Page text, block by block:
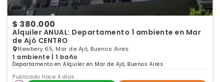
$ 380.000
Alquiler ANUAL: Departamento 1 ambiente en Mar
de Ajó CENTRO
Newbery 65, Mar de Ajó, Buenos Aires
1 ambiente | 1 baño
Departamento en Alquiler en Mar de Ajó, Buenos Aires
Publicado hace 4 días